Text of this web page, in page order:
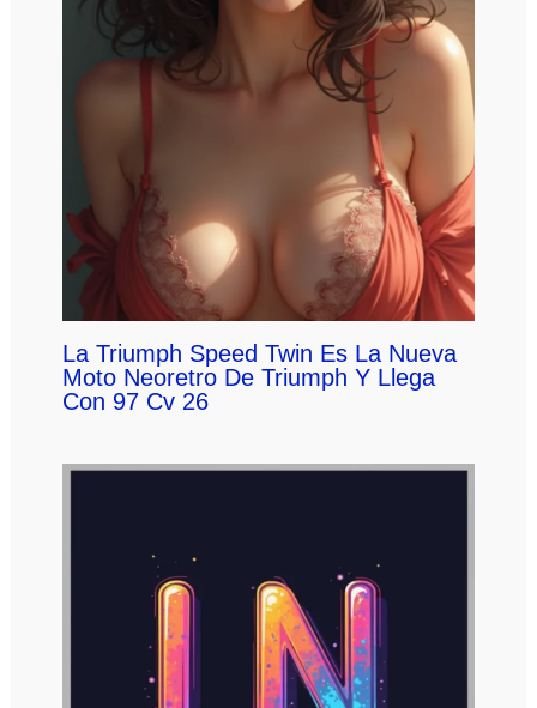
La Triumph Speed Twin Es La Nueva
Moto Neoretro De Triumph Y Llega
Con 97 Cv 26